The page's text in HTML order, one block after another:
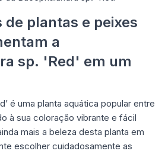
de plantas e peixes
a
sp. 'Red' em um
é uma planta aquática popular entre
à sua coloração vibrante e fácil
mais a beleza desta planta em
escolher cuidadosamente as